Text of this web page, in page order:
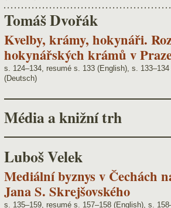
Tomáš Dvořák
Kvelby, krámy, hokynáři.
hokynářských krámů v
s. 124–134, resumé s. 133 (English), s. 133–134
(Deutsch)
Média a knižní trh
Luboš Velek
Mediální byznys v Čechách
Jana S. Skrejšovského
s. 135–159, resumé s. 157–158 (English), s.